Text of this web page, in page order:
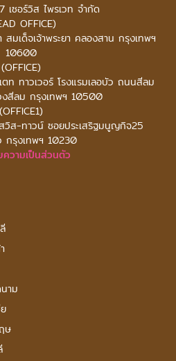
เซอร์วิส ไพรเวท จำกัด
OFFICE)
เด็จเจ้าพระยา คลองสาน กรุงเทพฯ
10600
(OFFICE)
ท ทาวเวอร์ โรงแรมเลอบัว ถนนสีลม
งสีลม กรุงเทพฯ 10500
(OFFICE1)
วิส-ทาวน์ ซอยประเสริฐมนูญกิจ25
กรุงเทพฯ 10230
ความเป็นส่วนตัว
าม
ษ